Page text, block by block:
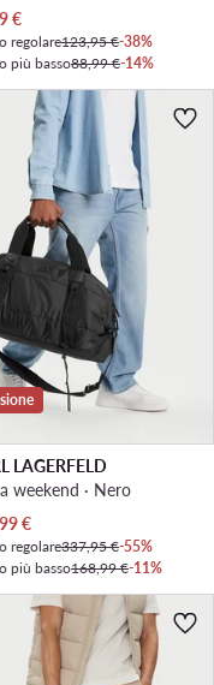
attuale
€
regolare123,95 €-38%
più basso88,99 €-14%
LAGERFELD
weekend · Nero
attuale
€
regolare337,95 €-55%
più basso168,99 €-11%